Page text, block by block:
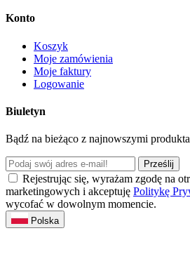
Konto
Koszyk
Moje zamówienia
Moje faktury
Logowanie
Biuletyn
Bądź na bieżąco z najnowszymi
Prześlij
Rejestrując się, wyrażam zgodę na
marketingowych i akceptuję Politykę
wycofać w dowolnym momencie.
Polska